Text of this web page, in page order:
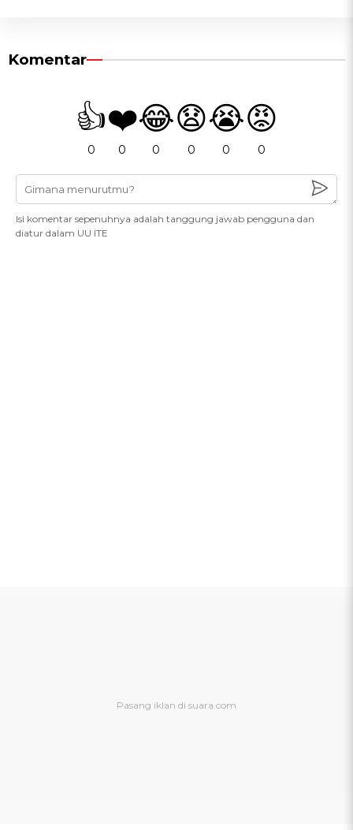
Komentar
👍
0
❤️
0
😂
0
😧
0
😭
0
😡
0
Isi komentar sepenuhnya adalah tanggung jawab pengguna dan
diatur dalam UU ITE